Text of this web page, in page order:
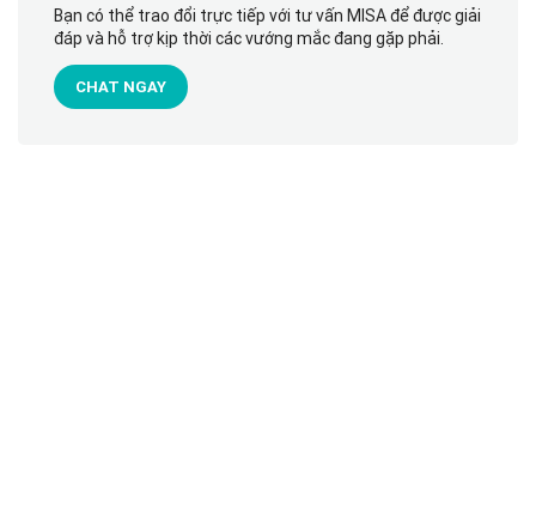
Bạn có thể trao đổi trực tiếp với tư vấn MISA để được giải
đáp và hỗ trợ kịp thời các vướng mắc đang gặp phải.
CHAT NGAY